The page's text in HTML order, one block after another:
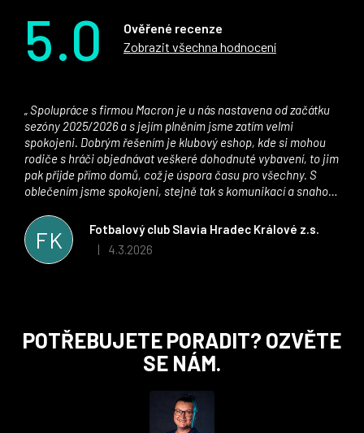
5.0
Ověřené recenze
Zobrazit všechna hodnocení
FK
Fotbalový club Slavia Hradec Králové z.s.
Hodnocení obchodu je 5 z 5 hvězdiček.
| 4.3.2026
sezóny 2025/2026 a s jejím plněním jsme zatím velmi
spokojeni. Dobrým řešením je klubový eshop, kde si mohou
rodiče s hráči objednávat veškeré dohodnuté vybavení, to jim
pak přijde přímo domů, což je úspora času pro všechny. S
oblečením jsme spokojeni, stejně tak s komunikací a snahou
stran. Věříme, že v tomto duchu bude spolupráce pokračovat
i nadále, nyní už začínáme řešit i první sady dresů ;)
POTŘEBUJETE PORADIT? OZVĚTE
SE NÁM.